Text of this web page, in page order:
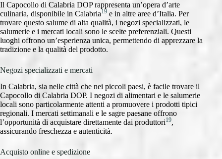
Il Capocollo di Calabria DOP rappresenta un’opera d’arte
culinaria, disponibile in Calabria19 e in altre aree d’Italia. Per
trovare questo salume di alta qualità, i negozi specializzati, le
salumerie e i mercati locali sono le scelte preferenziali. Questi
luoghi offrono un’esperienza unica, permettendo di apprezzare la
tradizione e la qualità del prodotto.
Negozi specializzati e mercati
In Calabria, sia nelle città che nei piccoli paesi, è facile trovare il
Capocollo di Calabria DOP. I negozi di alimentari e le salumerie
locali sono particolarmente attenti a promuovere i prodotti tipici
regionali. I mercati settimanali e le sagre paesane offrono
l’opportunità di acquistare direttamente dai produttori19,
assicurando freschezza e autenticità.
Acquisto online e spedizione